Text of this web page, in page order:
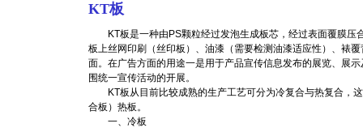
KT板
KT板是一种由PS颗粒经过发泡生成板芯，经过表面覆膜压
板上丝网印刷（丝印板）、油漆（需要检测油漆适应性）、裱
面。在广告方面的用途一是用于产品宣传信息发布的展览、展
围统一宣传活动的开展。
KT板从目前比较成熟的生产工艺可分为冷复合与热复合，
合板）热板。
一、冷板